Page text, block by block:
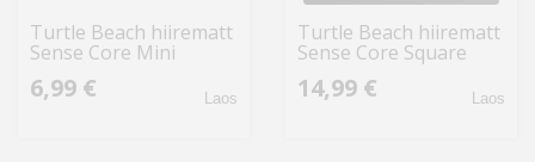
Turtle Beach hiirematt
Sense Core Mini
6,99 € Laos
Turtle Beach hiirematt
Sense Core Square
14,99 € Laos